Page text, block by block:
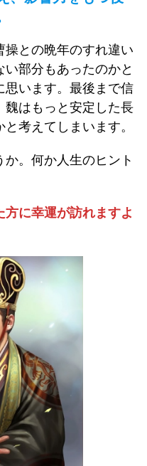
操との晩年のすれ違い
部分もあったのかと
思います。最後まで信
魏はもっと安定した長
考えてしまいます。
。何か人生のヒント
に幸運が訪れますよ